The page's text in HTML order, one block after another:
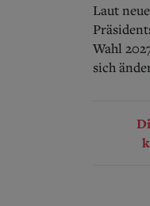
Laut
Wahl
sich